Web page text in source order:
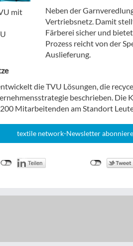
mit
Neben der
Vertriebsnetz. Damit
Färberei sicher und
Prozess reicht von der
Auslieferung.
die TVU Lösungen, die
beschrieben. Die
Mitarbeitenden am Standort
textile network-Newsletter